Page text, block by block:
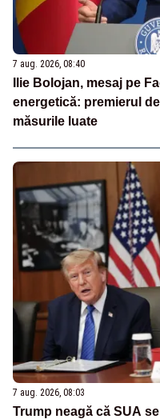
7 aug. 2026, 08:40
Ilie Bolojan, mesaj pe
energetică: premierul
măsurile luate
7 aug. 2026, 08:03
Trump neagă că SUA